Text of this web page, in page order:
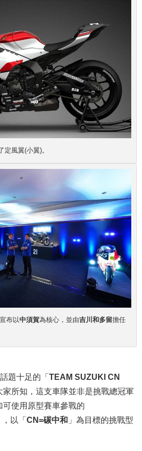
定風翼(小翼)。
布以中須賀為核心，並由吉川和多留擔任
題十足的「 TEAM SUZUKI CN
家所知，這支車隊並非是挑戰總冠軍
使用原型賽車參戰的
，以「 CN=碳中和 」為目標的挑戰型